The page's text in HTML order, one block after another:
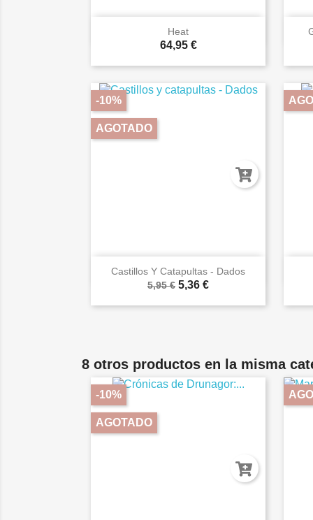
Heat
64,95 €
Vista rápida
Castillos Y Catapultas - Dados
5,95 € 5,36 €
-10%
AGOTADO
Vista rápida
8 otros productos en la misma
-10%
AGOTADO